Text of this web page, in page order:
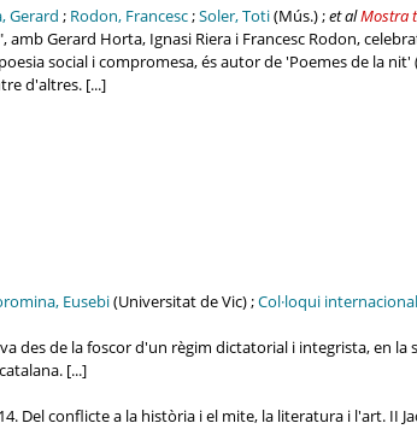
Gerard ; Rodon, Francesc;Soler, Toti(Mús.);et alMostra
Gerard Horta, Ignasi Riera i Francesc Rodon,
social i compromesa, és autor de 'Poemes de la
d'altres. [...]
Eusebi(Universitat de Vic) ;Col·loqui
des de la foscor d'un règim dictatorial i integrista, en
[...]
Del conflicte a la història i el mite, la literatura i l'art. II